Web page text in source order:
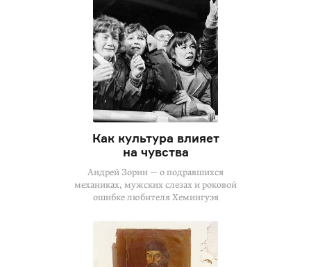
Как культура влияет
на чувства
Андрей Зорин — о подравшихся
механиках, мужских слезах и роковой
ошибке любителя Хемингуэя